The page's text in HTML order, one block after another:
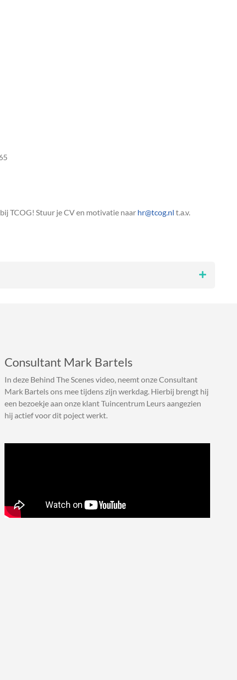
TCOG! Stuur je CV en motivatie naar hr@tcog.nl t.a.v.
Consultant Mark Bartels
In deze Behind The Scenes video, neemt onze Consultant
Mark Bartels ons mee tijdens zijn werkdag. Hierbij brengt hij
een bezoekje aan onze klant Tuincentrum Leurs aangezien
hij actief voor dit poject werkt.